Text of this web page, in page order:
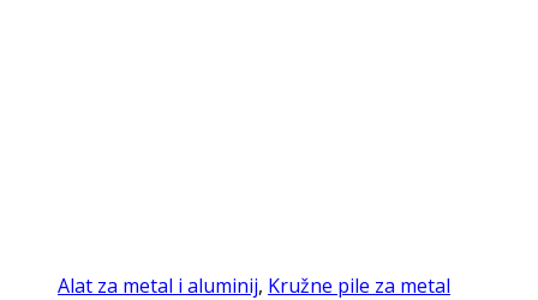
Alat za metal i aluminij, Kružne pile za metal